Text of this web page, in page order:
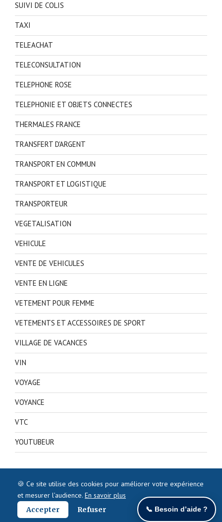
SUIVI DE COLIS
TAXI
TELEACHAT
TELECONSULTATION
TELEPHONE ROSE
TELEPHONIE ET OBJETS CONNECTES
THERMALES FRANCE
TRANSFERT D'ARGENT
TRANSPORT EN COMMUN
TRANSPORT ET LOGISTIQUE
TRANSPORTEUR
VEGETALISATION
VEHICULE
VENTE DE VEHICULES
VENTE EN LIGNE
VETEMENT POUR FEMME
VETEMENTS ET ACCESSOIRES DE SPORT
VILLAGE DE VACANCES
VIN
VOYAGE
VOYANCE
VTC
YOUTUBEUR
🍪 Ce site utilise des cookies pour améliorer votre expérience
et mesurer l’audience. En savoir plus
Accepter
Refuser 📞 Besoin d’aide ?